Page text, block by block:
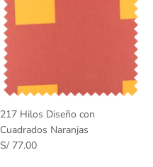
217 Hilos Diseño con
Cuadrados Naranjas
S/ 77.00